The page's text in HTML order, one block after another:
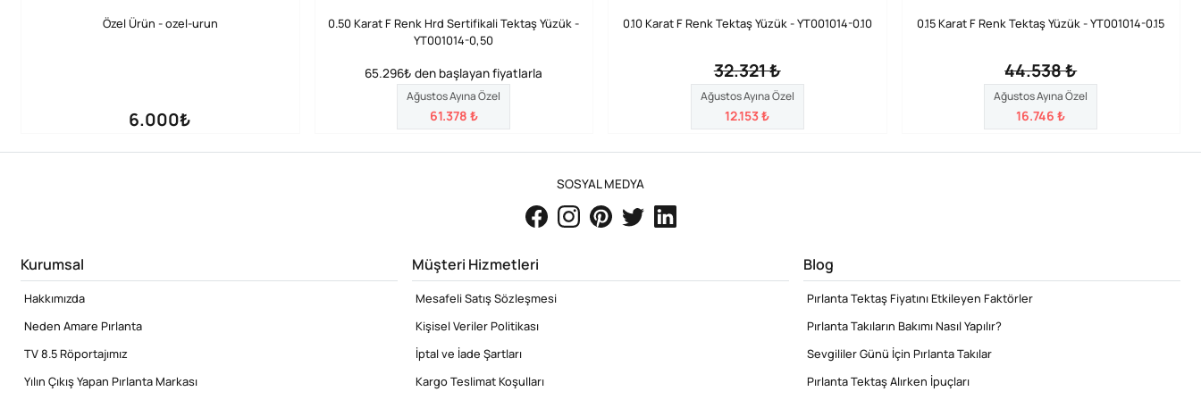
Özel Ürün - ozel-urun
6.000₺
0.50 Karat F Renk Hrd Sertifikali Tektaş Yüzük -
YT001014-0,50
65.296₺ den başlayan fiyatlarla
Ağustos Ayına Özel
61.378 ₺
0.10 Karat F Renk Tektaş Yüzük - YT001014-0.10
32.321 ₺
Ağustos Ayına Özel
12.153 ₺
0.15 Karat F Renk Tektaş Yüzük - YT001014-0.15
44.538 ₺
Ağustos Ayına Özel
16.746 ₺
SOSYAL MEDYA
Kurumsal
Hakkımızda
Neden Amare Pırlanta
TV 8.5 Röportajımız
Yılın Çıkış Yapan Pırlanta Markası
Müşteri Hizmetleri
Mesafeli Satış Sözleşmesi
Kişisel Veriler Politikası
İptal ve İade Şartları
Kargo Teslimat Koşulları
Blog
Pırlanta Tektaş Fiyatını Etkileyen Faktörler
Pırlanta Takıların Bakımı Nasıl Yapılır?
Sevgililer Günü İçin Pırlanta Takılar
Pırlanta Tektaş Alırken İpuçları